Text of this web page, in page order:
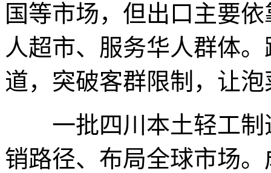
国等市场，但出口主要
人超市、服务华人群体
道，突破客群限制，让
一批四川本土轻工制
销路径、布局全球市场